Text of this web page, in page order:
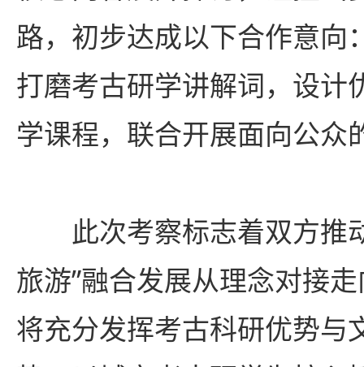
路，初步达成以下合作意向
打磨考古研学讲解词，设计
学课程，联合开展面向公众
此次考察标志着双方推
旅游”融合发展从理念对接
将充分发挥考古科研优势与